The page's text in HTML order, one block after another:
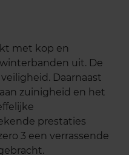
met kop en
uit. De
Daarnaast
zuinigheid en het
prestaties
3 een verrassende